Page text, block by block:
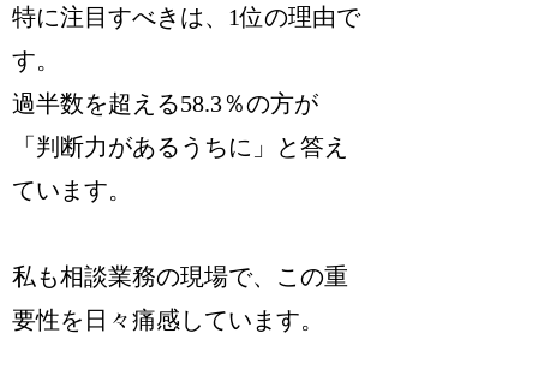
特に注目すべきは、1位の理由で
す。
過半数を超える58.3％の方が
「判断力があるうちに」と答え
ています。
私も相談業務の現場で、この重
要性を日々痛感しています。